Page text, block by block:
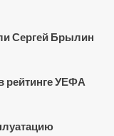
Сергей Брылин
рейтинге УЕФА